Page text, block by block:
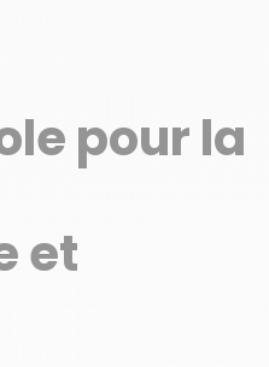
pour la
et